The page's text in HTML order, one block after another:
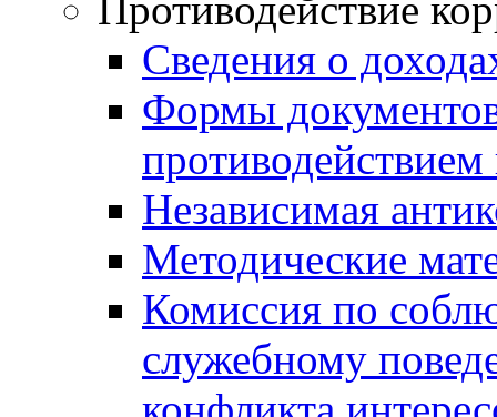
Противодействие
Сведения о
Формы
Независимая
Методические
Комиссия по
служебному